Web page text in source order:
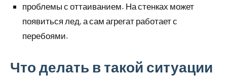
проблемы с оттаиванием. На стенках может
появиться лед, а сам агрегат работает с
перебоями.
Что делать в такой ситуации